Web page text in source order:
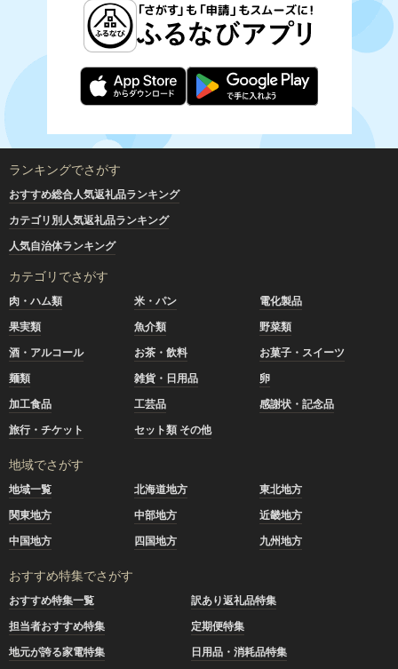
ランキングでさがす
おすすめ総合人気返礼品ランキング
カテゴリ別人気返礼品ランキング
人気自治体ランキング
カテゴリでさがす
肉・ハム類 米・パン
電化製品
果実類
魚介類
野菜類
酒・アルコール
お茶・飲料
お菓子・スイーツ
麺類
雑貨・日用品
卵
加工食品
工芸品
感謝状・記念品
旅行・チケット
セット類 その他
地域でさがす
地域一覧 北海道地方
東北地方
関東地方
中部地方
近畿地方
中国地方
四国地方 九州地方
おすすめ特集でさがす
おすすめ特集一覧
訳あり返礼品特集
担当者おすすめ特集
定期便特集
地元が誇る家電特集
日用品・消耗品特集